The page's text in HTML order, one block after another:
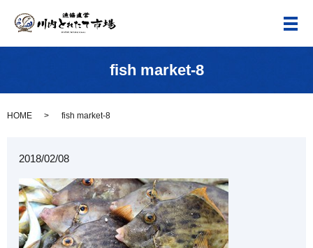
メ
fish market-8
HOME fish market-8
2018/02/08